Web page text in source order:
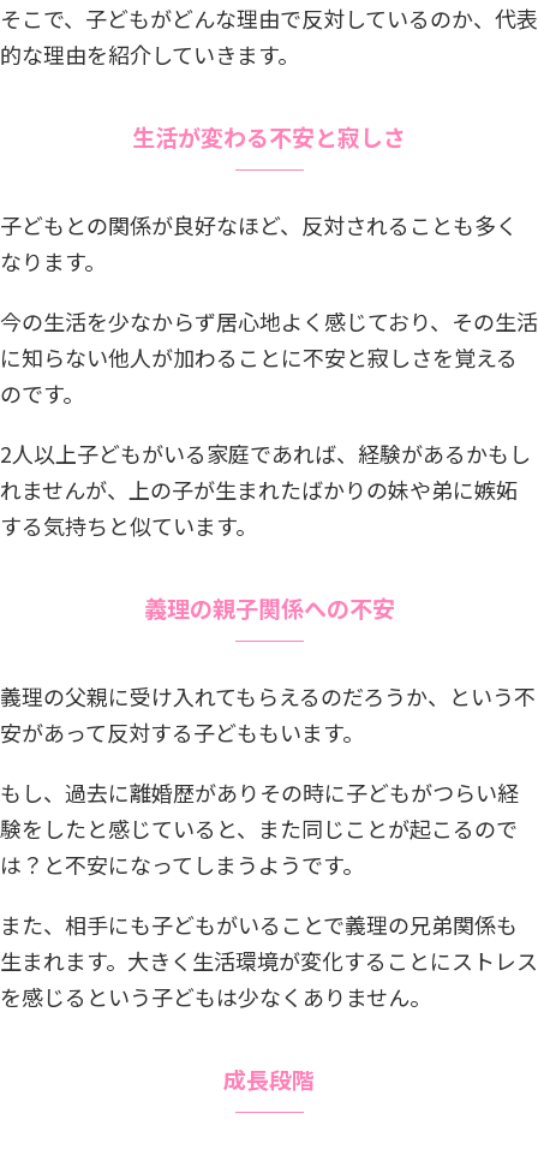
そこで、子どもがどんな理由で反対しているのか、代表
的な理由を紹介していきます。
生活が変わる不安と寂しさ
子どもとの関係が良好なほど、反対されることも多く
なります。
今の生活を少なからず居心地よく感じており、その生活
に知らない他人が加わることに不安と寂しさを覚える
のです。
2人以上子どもがいる家庭であれば、経験があるかもし
れませんが、上の子が生まれたばかりの妹や弟に嫉妬
する気持ちと似ています。
義理の親子関係への不安
義理の父親に受け入れてもらえるのだろうか、という不
安があって反対する子どももいます。
もし、過去に離婚歴がありその時に子どもがつらい経
験をしたと感じていると、また同じことが起こるので
は？と不安になってしまうようです。
また、相手にも子どもがいることで義理の兄弟関係も
生まれます。大きく生活環境が変化することにストレス
を感じるという子どもは少なくありません。
成長段階